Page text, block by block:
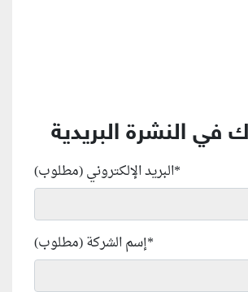
في النشرة البريدية
البريد الإلكتروني (مطلوب)*
إسم الشركة (مطلوب)*